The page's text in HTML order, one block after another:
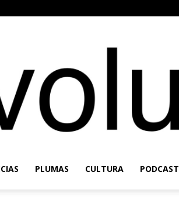
PLUMAS CULTURA PODCAST